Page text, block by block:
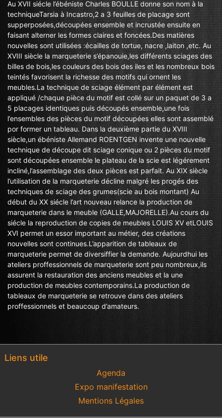
Au XVII siécle l’ébéniste Charles BOULLE donne son nom à la
techniqueTarsia à Incastro,2 a 3 feuilles de placage sont
supperposées,découpées ensemble et incrustée ensuite en
faisant alterner les formes claires et foncées.Des matières
nouvelles sont utilisées :écailles de tortue, nacre ,laiton ,etc. Au
XVIII siècle la marqueterie s’épanouie,les différents sciages des
billes de bois,les couleurs des bois des iles et les nombreux bois
teintés favorisent la richesse des motifs qui ornent les
meubles.La technique de sciage élément par élément est
appliqué /chaque pièce du motif est collé sur un paquet de 3 a
5 placages identiques puis découpés ensemble,une fois
l’ensembles des pièces du motif découpées elles sont assemblé
por former un tableau. Dans la deuxième partie du XVIII
siècle,un ébéniste Allemand ROENTGEN invente une nouvelle
technique de découpe dit sciage conique ou 2 pièces du motif
sont découpées ensemble le plateau de la scie est légérement
incliné,l’assemblage des deux pièces est parfait. Au XIX siècle
l’utilisation de la marqueterie décline malgré les progés des
techniques de sciage des grumes(scie au bois montant) Au
début du XX siécle l’art nouveau relance la production de
marqueterie dans le meuble (GALLE,MAJORELLE).Au cours du
siécle la reproduction de copies de meubles LOUIS XV etLOUIS
XVI permet un essor important au métier, des créations
nouvelles sont continues.L’apparition de tableaux de
marqueterie permet de diversiffier la demande. Aujourdhui les
ateliers proffessionnels de marqueterie sont peu nombreux,ils
assurent la restauration des anciens meubles et la une
production de meubles contemporains.La production de
tableaux de marqueterie se retrouve dans des ateliers
proffessionnels et beaucoup d’amateurs.
Liens utile
Agenda
Expo manifestation
Mentions Légales